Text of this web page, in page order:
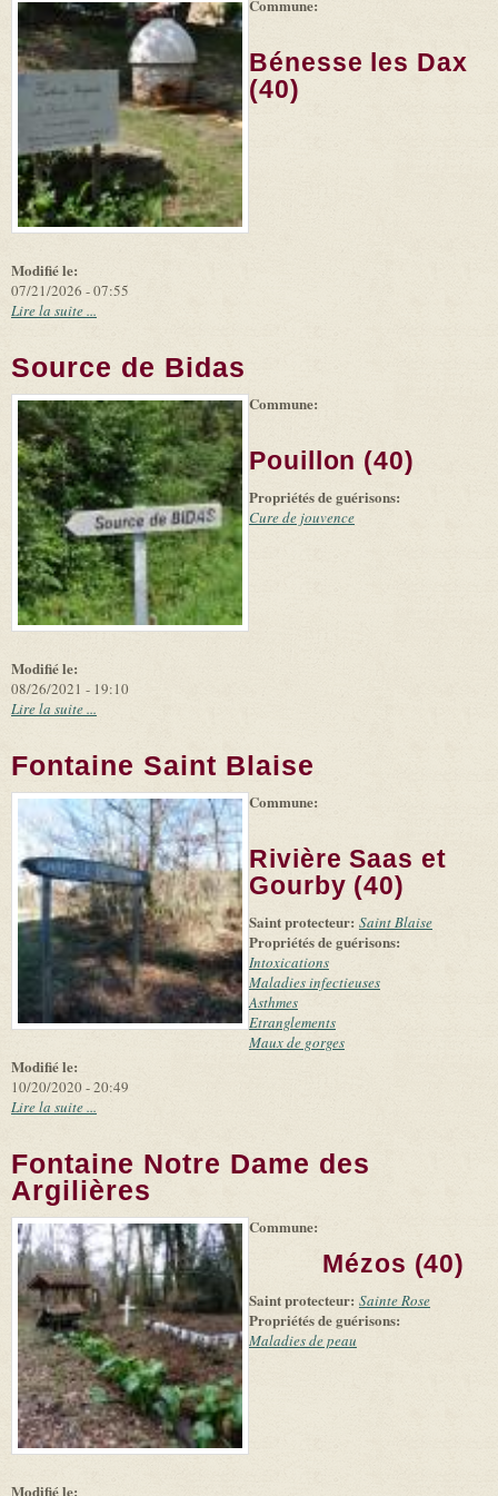
-
Leaflet (link is
|
Tiles
external)
Microsoft
and
suppliers
Modifié le:
07/21/2026 - 07:55
Commune:
Bénesse les Dax
(40)
Lire la suite ...
Source de Bidas
-
Leaflet (link is
|
Tiles
(link is
external)
©
Microsoft
and
suppliers
Modifié le:
08/26/2021 - 19:10
Commune:
Pouillon (40)
Propriétés de guérisons:
Cure de jouvence
Lire la suite ...
Fontaine Saint Blaise
-
Leaflet (link is
|
Tiles
(link is
external)
©
Microsoft
and
suppliers
Modifié le:
10/20/2020 - 20:49
Commune:
Rivière Saas et
Gourby (40)
Saint protecteur: Saint Blaise
Propriétés de guérisons:
Intoxications
Maladies infectieuses
Asthmes
Etranglements
Maux de gorges
Lire la suite ...
Fontaine Notre Dame des
Argilières
Leaflet (link is
|
Tiles
(link is
external)
©
Microsoft
suppliers
Modifié le:
Commune:
Mézos (40)
Saint protecteur: Sainte Rose
Propriétés de guérisons:
Maladies de peau